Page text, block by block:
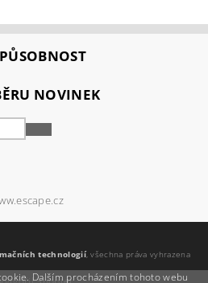
NOVINEK
PŘIHLÁSIT
technologií, všechna práva vyhrazena
Dalším procházením tohoto webu